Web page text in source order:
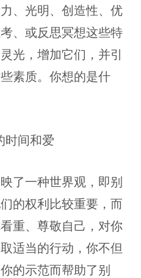
、光明、创造性、优
、或反思冥想这些特
光，增加它们，并引
素质。你想的是什
时间和爱
了一种世界观，即别
的权利比较重要，而
重、尊敬自己，对你
适当的行动，你不但
的示范而帮助了别